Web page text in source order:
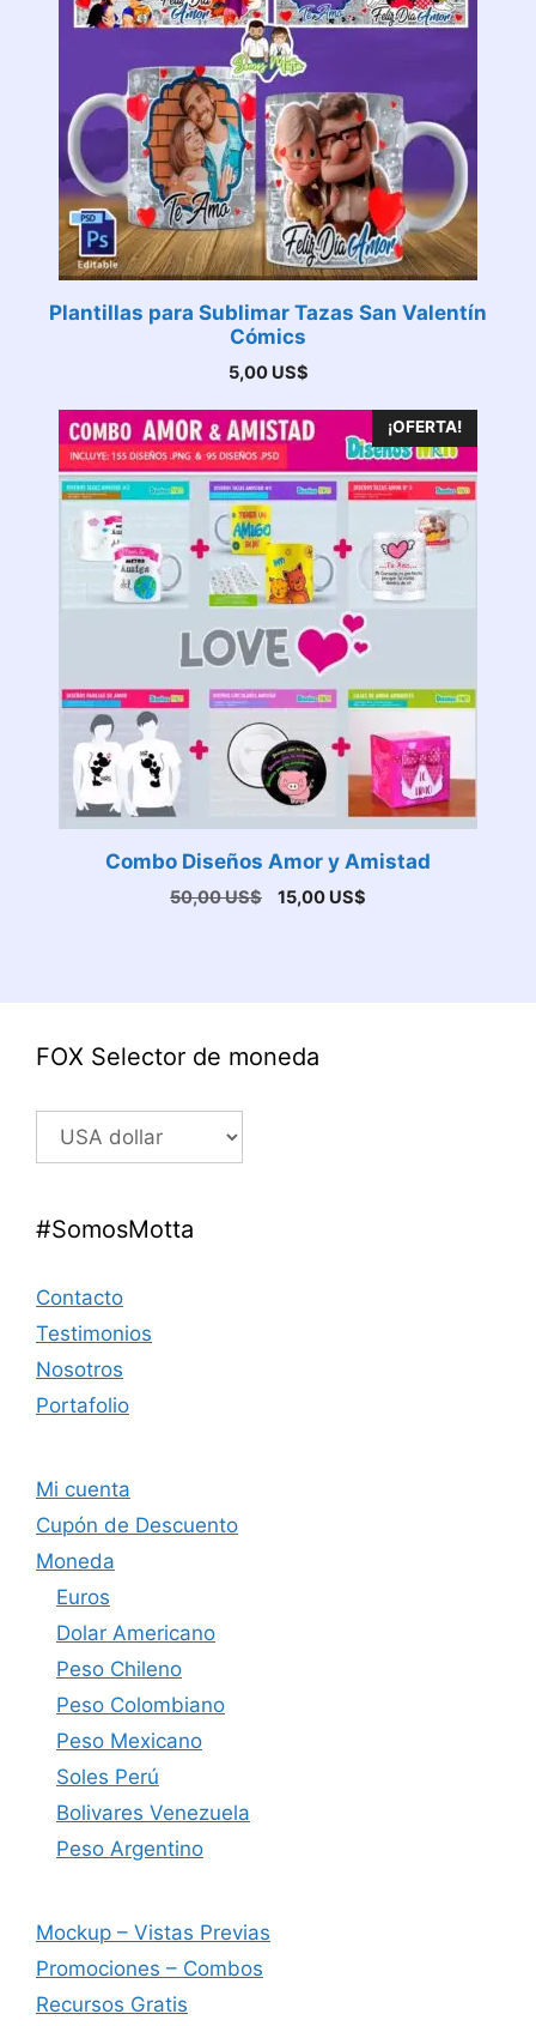
Plantillas para Sublimar Tazas San Valentín
Cómics
5,00 US$
¡OFERTA!
Combo Diseños Amor y Amistad
50,00US$
El
15,00 US$
FOX Selector de moneda
#SomosMotta
Contacto
Testimonios
Nosotros
Portafolio
Mi cuenta
Cupón de Descuento
Moneda
Euros
Dolar Americano
Peso Chileno
Peso Colombiano
Peso Mexicano
Soles Perú
Bolivares Venezuela
Peso Argentino
Mockup – Vistas Previas
Promociones – Combos
Recursos Gratis